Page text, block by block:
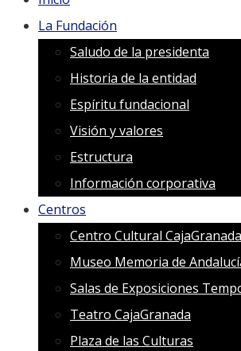
La Fundación
Saludo de la presidenta
Historia de la entidad
Espíritu fundacional
Visión y valores
Estructura
Información corporativa
Centros
Centro Cultural CajaGranada
Museo Memoria de
Salas de Exposiciones
Teatro CajaGranada
Plaza de las Culturas